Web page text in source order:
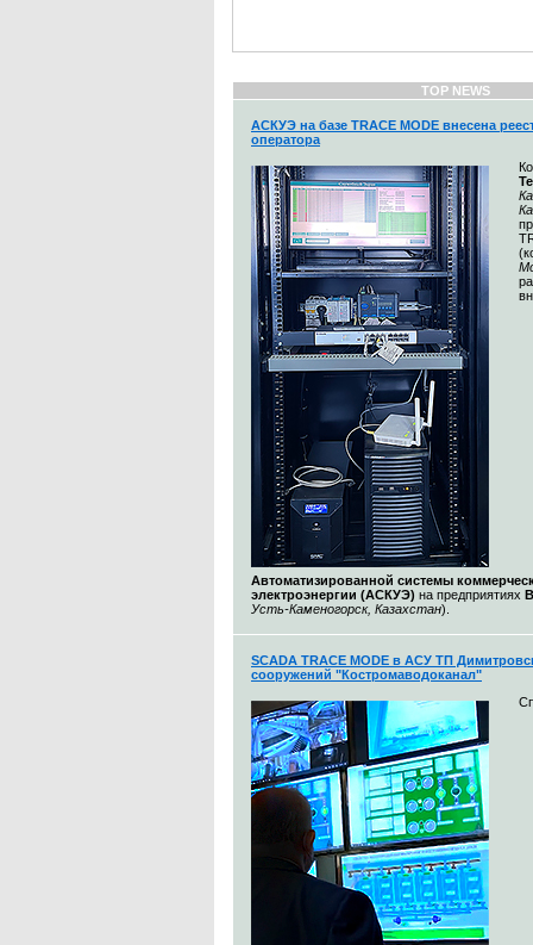
TOP NEWS
АСКУЭ на базе TRACE MODE внесена
оператора
Автоматизированной системы
электроэнергии (АСКУЭ) на предприятиях
Усть-Каменогорск, Казахстан).
SCADA TRACE MODE в АСУ ТП
сооружений "Костромаводоканал"